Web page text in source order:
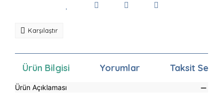
Karşılaştır
Ürün Bilgisi Yorumlar Taksit
Ürün Açıklaması